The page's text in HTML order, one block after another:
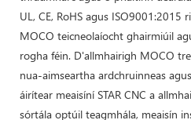
UL, CE, RoHS agus ISO9001:2015
MOCO teicneolaíocht ghairmiúil
rogha féin. D'allmhairigh MOCO
nua-aimseartha ardchruinneas
áirítear meaisíní STAR CNC a
sórtála optúil teagmhála, meaisín